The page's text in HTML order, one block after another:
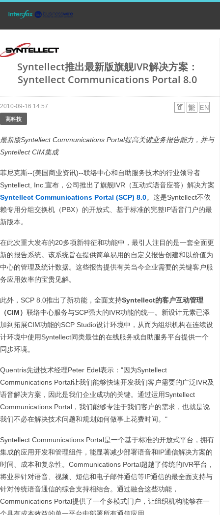
Syntellect推出最新版旗舰IVR解决方案：
Syntellect Communications Portal 8.0
2010-09-16 14:57
高科技
最新版Syntellect Communications Portal提高关键业务报告能力，并与
Syntellect CIM集成
菲尼克斯--(美国商业资讯)--联络中心和自助服务技术的行业领导者
Syntellect, Inc.宣布，公司推出了旗舰IVR（互动式语音应答）解决方案
Syntellect Communications Portal (SCP) 8.0。这是Syntellect不依
赖专用分组交换机（PBX）的开放式、基于标准的完整IP语音门户的最
新版本。
在此次重大发布的20多项新特征和功能中，最引人注目的是一套全面更
新的报告系统。该系统旨在提供简单易用的自定义报告创建和以价值为
中心的管理及统计数据。这些报告提供有关当今企业需要的关键客户服
务应用效率的宝贵见解。
此外，SCP 8.0推出了新功能，全面支持Syntellect的客户互动管理
（CIM） 联络中心服务与SCP强大的IVR功能的统一。新设计元素已添
加到拓展CIM功能的SCP Studio设计环境中，从而为组织机构在连续设
计环境中使用Syntellect同类最佳的在线服务或自助服务平台提供一个
同步环境。
Quentris先进技术经理Peter Edel表示："因为Syntellect
Communications Portal让我们能够快速开发我们客户需要的广泛IVR及
语音解决方案，因此是我们企业成功的关键。通过运用Syntellect
Communications Portal，我们能够专注于我们客户的需求，也就是说
我们不必在解决技术问题和规划如何做事上花费时间。"
Syntellect Communications Portal是一个基于标准的开放式平台，拥有
集成的应用开发和管理组件，能显著减少部署语音和IP通信解决方案的
时间、成本和复杂性。Communications Portal超越了传统的IVR平台，
将业界针对语音、视频、短信和电子邮件通信等IP通信的最全面支持与
针对传统语音通信的综合支持相结合。通过融合这些功能，
Communications Portal提供了一个多模式门户，让组织机构能够在一